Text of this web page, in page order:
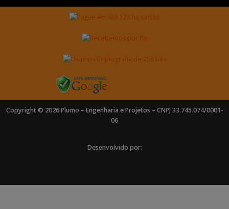
Copyright © 2026 Plumo – Engenharia e Projetos – CNPJ 33.745.074/0001-
06
Desenvolvido por: